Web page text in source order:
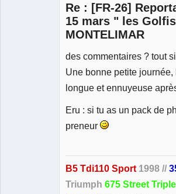
Re : [FR-26]
15 mars " les
MONTELIMAR
des commentaires ? tout
Une bonne petite journée,
longue et ennuyeuse
Eru : si tu as un pack de
preneur
B5 Tdi110 Sport 1998 //
Triumph 675 Street Triple